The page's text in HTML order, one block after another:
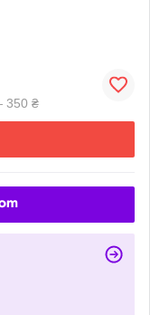
350 ₴